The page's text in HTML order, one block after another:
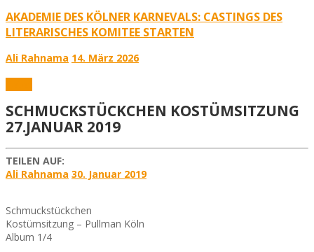
AKADEMIE DES KÖLNER KARNEVALS: CASTINGS DES
LITERARISCHES KOMITEE STARTEN
Ali Rahnama 14. März 2026
SCHMUCKSTÜCKCHEN KOSTÜMSITZUNG
27.JANUAR 2019
TEILEN AUF:
Ali Rahnama 30. Januar 2019
Schmuckstückchen
Kostümsitzung – Pullman Köln
Album 1/4